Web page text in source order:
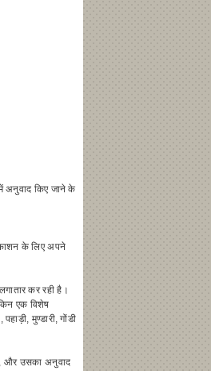
अनुवाद किए जाने के
के लिए अपने
कर रही है।
एक विशेष
मुण्डारी, गोंडी
और उसका अनुवाद